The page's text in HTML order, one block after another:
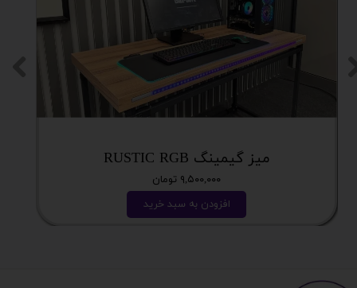
میز گیمینگ RUSTIC RGB
۹,۵۰۰,۰۰۰ تومان
افزودن به سبد خرید